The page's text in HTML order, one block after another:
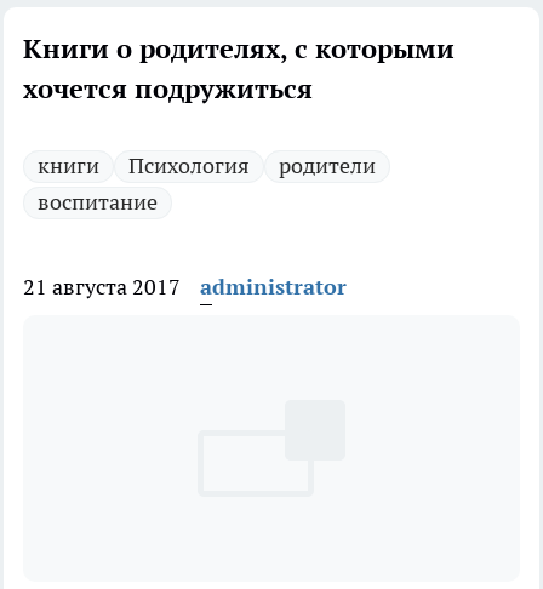
Книги о родителях, с которыми
хочется подружиться
книги Психология
родители
воспитание
21 августа 2017 administrator